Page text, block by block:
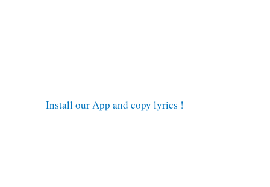
Install our App and copy lyrics !